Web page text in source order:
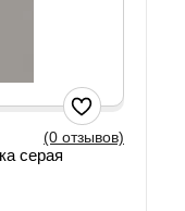
(0 отзывов)
серая